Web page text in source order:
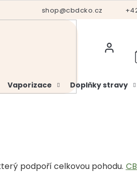
shop@cbdcko.cz
Hodnocení obchodu Vrácení a
Vaporizace Doplňky stravy
podpoří celkovou pohodu.